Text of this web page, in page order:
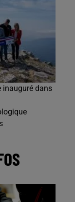
inauguré dans